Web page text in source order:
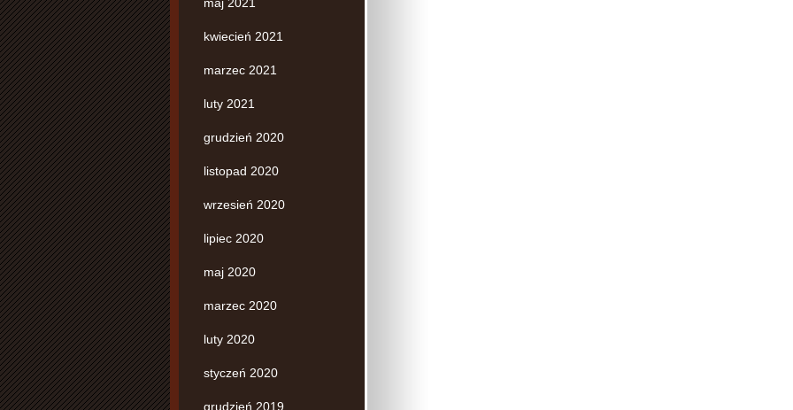
kwiecień 2021
marzec 2021
luty 2021
grudzień 2020
listopad 2020
wrzesień 2020
lipiec 2020
maj 2020
marzec 2020
luty 2020
styczeń 2020
grudzień 2019